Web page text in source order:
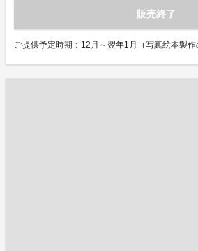
販売終了
ご提供予定時期：12月～翌年1月（写真絵本製作